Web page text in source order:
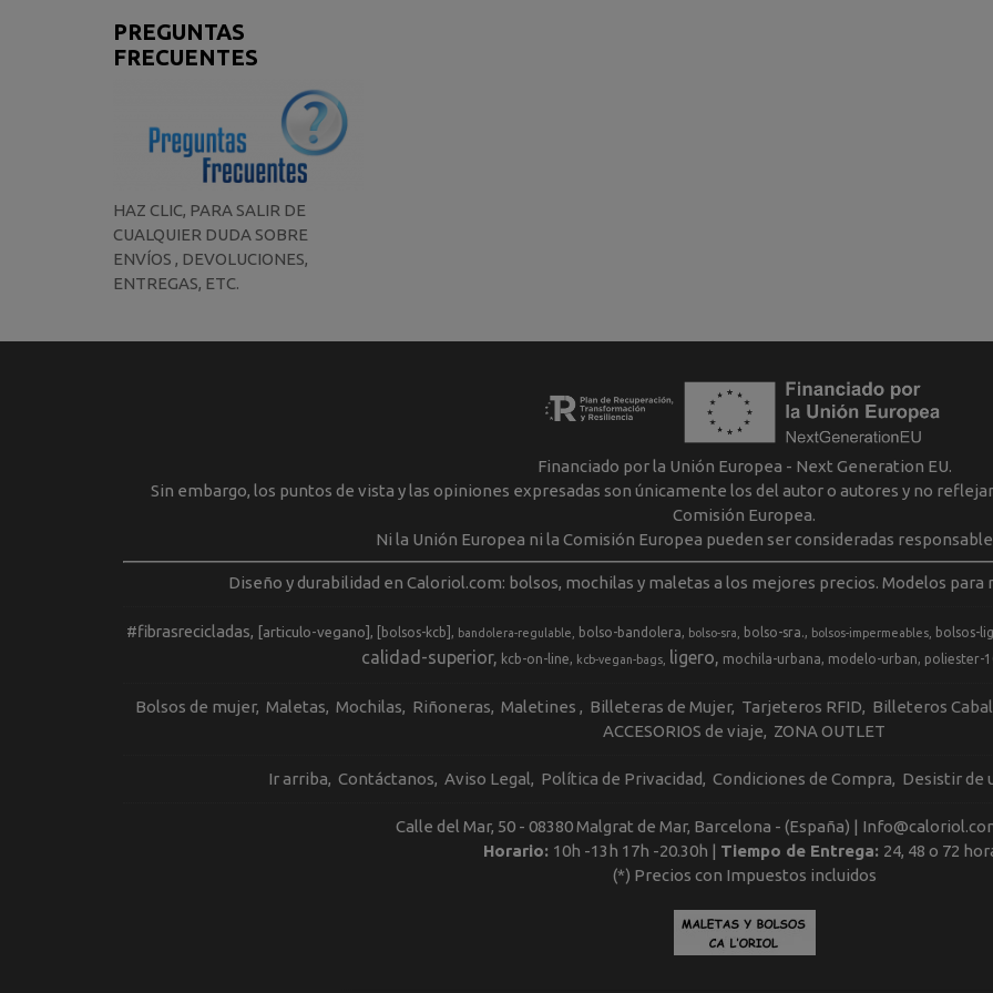
PREGUNTAS
FRECUENTES
HAZ CLIC, PARA SALIR DE
CUALQUIER DUDA SOBRE
ENVÍOS , DEVOLUCIONES,
ENTREGAS, ETC.
Financiado por la Unión Europea - Next Generation EU.
Sin embargo, los puntos de vista y las opiniones expresadas son únicamente los del autor o autores y no
Comisión Europea.
Ni la Unión Europea ni la Comisión Europea pueden ser consideradas
Diseño y durabilidad en Caloriol.com: bolsos, mochilas y maletas a los mejores precios. Modelos para
#fibrasrecicladas [articulo-vegano] [bolsos-kcb] bandolera-regulable bolso-bandolera bolso-sra bolso-sra. bolsos-impermeables bolsos-
calidad-superior
kcb-on-line kcb-vegan-bags ligero mochila-urbana modelo-urban poliester-
Bolsos de mujer Maletas Mochilas Riñoneras Maletines Billeteras de Mujer Tarjeteros RFID Billeteros
ACCESORIOS de viaje ZONA OUTLET
Ir arriba Contáctanos Aviso Legal Política de Privacidad Condiciones de Compra Desistir de
Calle del Mar, 50 - 08380 Malgrat de Mar, Barcelona - (España) |
Horario: 10h -13h 17h -20.30h | Tiempo de Entrega: 24, 48 o 72
(*) Precios con Impuestos incluidos